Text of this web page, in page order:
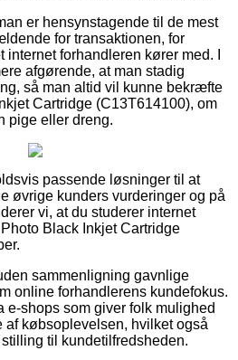
er hensynstagende til de mest
for transaktionen, for
forhandleren kører med. I
afgørende, at man stadig
så man altid vil kunne bekræfte
Cartridge (C13T614100), om
pige eller dreng.
passende løsninger til at
øvrige kunders vurderinger og på
vi, at du studerer internet
Black Inkjet Cartridge
sammenligning gavnlige
online forhandlerens kundefokus.
e-shops som giver folk mulighed
af købsoplevelsen, hvilket også
til kundetilfredsheden.